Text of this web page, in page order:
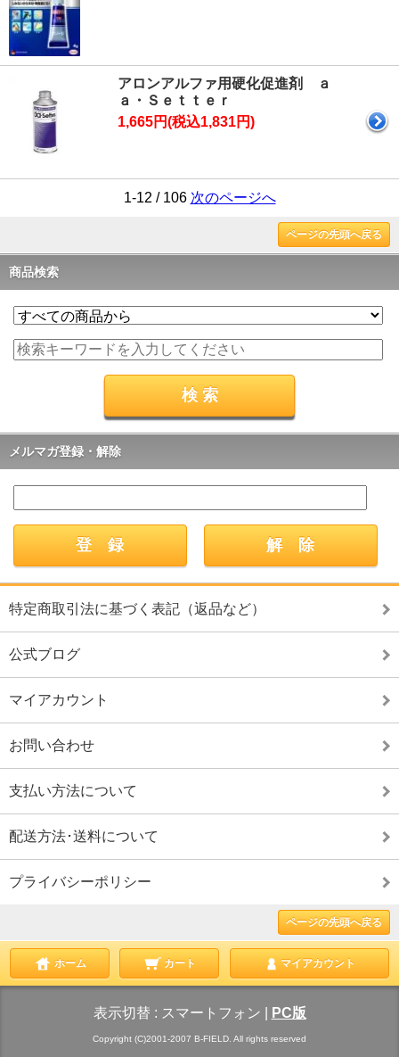
アロンアルファ用硬化促進剤 ａ
ａ・Ｓｅｔｔｅｒ
1,665円(税込1,831円)
1-12 / 106 次のページへ
ページの先頭へ戻る
商品検索
メルマガ登録・解除
特定商取引法に基づく表記（返品など）
公式ブログ
マイアカウント
お問い合わせ
支払い方法について
配送方法･送料について
プライバシーポリシー
ページの先頭へ戻る
ホーム カート マイアカウント
表示切替 : スマートフォン PC版
Copyright (C)2001-2007 B-FIELD. All rights reserved